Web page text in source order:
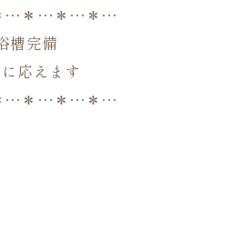
…＊…＊…＊…
槽完備
応えます
…＊…＊…＊…